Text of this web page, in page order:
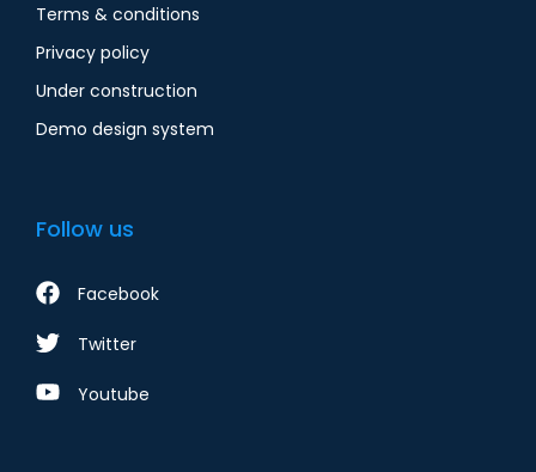
Terms & conditions
Privacy policy
Under construction
Demo design system
Follow us
Facebook
Twitter
Youtube